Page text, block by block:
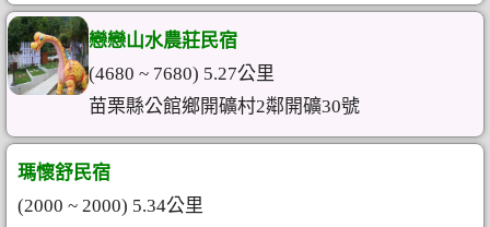
戀戀山水農莊民宿
(4680 ~ 7680) 5.27公里
苗栗縣公館鄉開礦村2鄰開礦30號
瑪懷舒民宿
(2000 ~ 2000) 5.34公里